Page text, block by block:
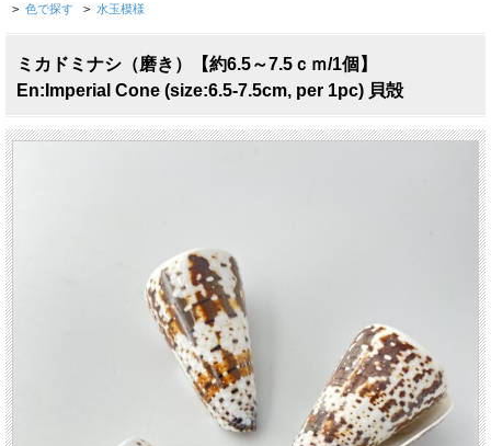
> 色で探す > 水玉模様
ミカドミナシ（磨き）【約6.5～7.5ｃｍ/1個】
En:Imperial Cone (size:6.5-7.5cm, per 1pc) 貝殻